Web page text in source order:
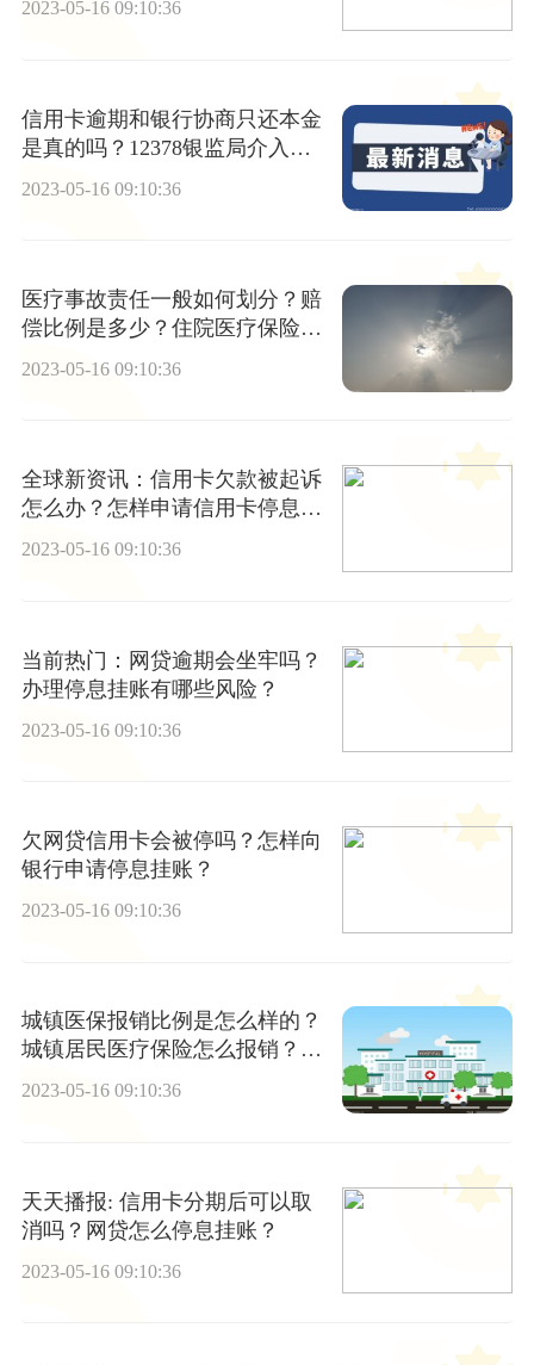
2023-05-16 09:10:36
信用卡逾期和银行协商只还本金
是真的吗？12378银监局介入网
2023-05-16 09:10:36
医疗事故责任一般如何划分？赔
偿比例是多少？住院医疗保险如
2023-05-16 09:10:36
全球新资讯：信用卡欠款被起诉
怎么办？怎样申请信用卡停息挂
账？
2023-05-16 09:10:36
当前热门：网贷逾期会坐牢吗？
办理停息挂账有哪些风险？
2023-05-16 09:10:36
欠网贷信用卡会被停吗？怎样向
银行申请停息挂账？
2023-05-16 09:10:36
城镇医保报销比例是怎么样的？
城镇居民医疗保险怎么报销？城
镇居民基本医疗保险每年要交多
2023-05-16 09:10:36
天天播报: 信用卡分期后可以取
消吗？网贷怎么停息挂账？
2023-05-16 09:10:36